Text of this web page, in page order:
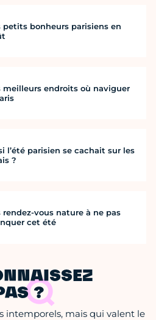
petits bonheurs parisiens en
meilleurs endroits où naviguer
l’été parisien se cachait sur les
?
rendez-vous nature à ne pas
cet été
?
intemporels, mais qui valent le